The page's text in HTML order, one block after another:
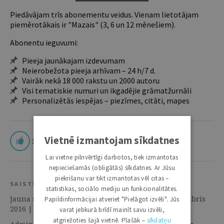
Piedāvājam trīs abonementu veidus. Vienam lietotājam
piemērotākais ir "Mazais" (3, 6 un 12 mēnešiem).
Abonentu ieguvumi:
Pieeja jaunākajam izdevumam
Neierobežota pieeja arhīvam – 24 h/7 d.
Vairāk nekā 18 000 rakstu un 2000 autoru
Visi tematiskie numuri un ikgadējie grāmatžurnāli
Personalizētās iespējas – piezīmes, citāti, mapes
1
SAISTĪTIE RESURSI
Jauna sega “salāpītā lupatu deķa” vietā | 15. Novembris
2016 | Numura tēma
Vietnē izmantojam sīkdatnes
Lai vietne pilnvērtīgi darbotos, tiek izmantotas
nepieciešamās (obligātās) sīkdatnes. Ar Jūsu
piekrišanu var tikt izmantotas vēl citas –
statistikas, sociālo mediju un funkcionalitātes.
Papildinformācijai atveriet "Pielāgot izvēli". Jūs
varat jebkurā brīdī mainīt savu izvēli,
atgriežoties šajā vietnē. Plašāk – sīkdatņu